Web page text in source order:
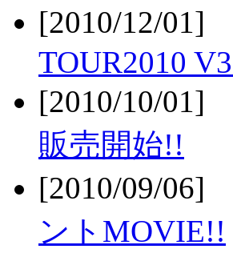
[2010/12/01]
TOUR2010
[2010/10/01]
販売開始!!
[2010/09/06]
ントMOVIE!!